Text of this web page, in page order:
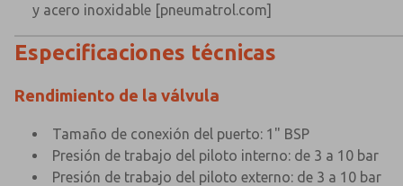
y acero inoxidable [pneumatrol.com]
Especificaciones técnicas
Rendimiento de la válvula
Tamaño de conexión del puerto: 1" BSP
Presión de trabajo del piloto interno: de 3 a 10 bar
Presión de trabajo del piloto externo: de 3 a 10 bar